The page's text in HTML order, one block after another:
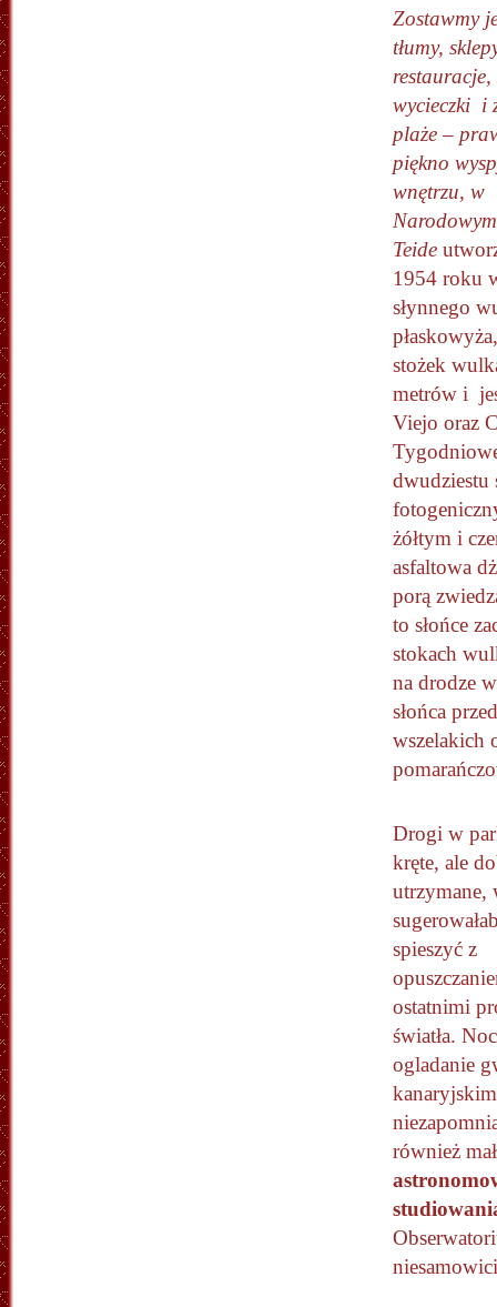
Zostawmy
tłumy,
wycieczki i
plaże –
piękno
wnętrzu, w
Teide
1954 roku
słynnego
stożek
metrów i
Viejo oraz
dwudziestu
żółtym i
asfaltowa
porą
to słońce
stokach
na drodze
słońca
wszelakich
Drogi w
kręte, ale
utrzymane,
spieszyć z
ostatnimi
światła.
ogladanie
również